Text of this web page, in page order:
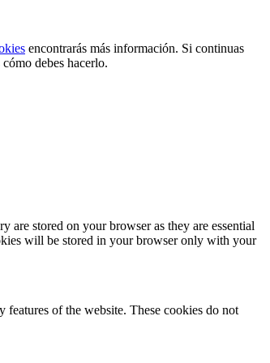
encontrarás más información. Si continuas
debes hacerlo.
are stored on your browser as they are essential
will be stored in your browser only with your
features of the website. These cookies do not